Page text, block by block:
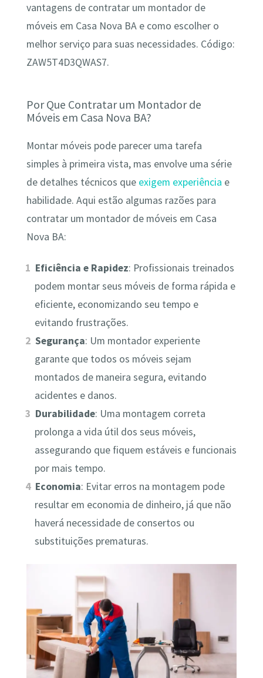
vantagens de contratar um montador de
móveis em Casa Nova BA e como escolher o
melhor serviço para suas necessidades. Código:
ZAW5T4D3QWAS7.
Por Que Contratar um Montador de
Móveis em Casa Nova BA?
Montar móveis pode parecer uma tarefa
simples à primeira vista, mas envolve uma série
de detalhes técnicos que exigem experiência e
habilidade. Aqui estão algumas razões para
contratar um montador de móveis em Casa
Nova BA:
Eficiência e Rapidez: Profissionais treinados
podem montar seus móveis de forma rápida e
eficiente, economizando seu tempo e
evitando frustrações.
Segurança: Um montador experiente
garante que todos os móveis sejam
montados de maneira segura, evitando
acidentes e danos.
Durabilidade: Uma montagem correta
prolonga a vida útil dos seus móveis,
assegurando que fiquem estáveis e funcionais
por mais tempo.
Economia: Evitar erros na montagem pode
resultar em economia de dinheiro, já que não
haverá necessidade de consertos ou
substituições prematuras.